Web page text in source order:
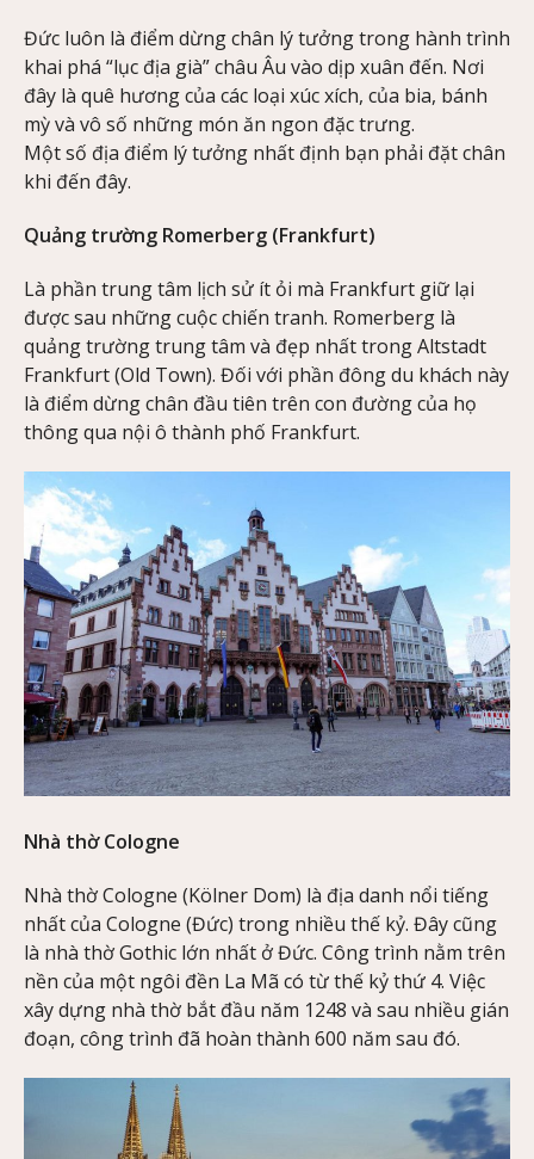
Đức luôn là điểm dừng chân lý tưởng trong hành trình
khai phá “lục địa già” châu Âu vào dịp xuân đến. Nơi
đây là quê hương của các loại xúc xích, của bia, bánh
mỳ và vô số những món ăn ngon đặc trưng.
Một số địa điểm lý tưởng nhất định bạn phải đặt chân
khi đến đây.
Quảng trường Romerberg (Frankfurt)
Là phần trung tâm lịch sử ít ỏi mà Frankfurt giữ lại
được sau những cuộc chiến tranh. Romerberg là
quảng trường trung tâm và đẹp nhất trong Altstadt
Frankfurt (Old Town). Đối với phần đông du khách này
là điểm dừng chân đầu tiên trên con đường của họ
thông qua nội ô thành phố Frankfurt.
Nhà thờ Cologne
Nhà thờ Cologne (Kölner Dom) là địa danh nổi tiếng
nhất của Cologne (Đức) trong nhiều thế kỷ. Đây cũng
là nhà thờ Gothic lớn nhất ở Đức. Công trình nằm trên
nền của một ngôi đền La Mã có từ thế kỷ thứ 4. Việc
xây dựng nhà thờ bắt đầu năm 1248 và sau nhiều gián
đoạn, công trình đã hoàn thành 600 năm sau đó.